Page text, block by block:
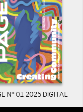
N° 01 2025 DIGITAL